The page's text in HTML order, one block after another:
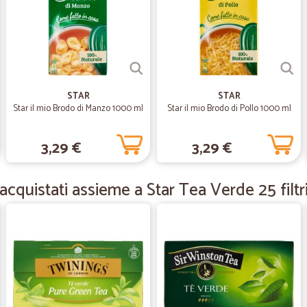
per la vostra spesa online.
Efficente e veloce
I prodotti sono arrivati nei tempi
Alessandro C.
Molto efficiente
Tutto perfetto!
Siete un buon supermercato
Siete un buon supermercato e
STAR
Star il mio Brodo di Manzo 1000 ml
3,29 €
STAR
Star il mio Brodo di Pollo 1000 ml
3,29 €
assieme a Star Tea Verde 25